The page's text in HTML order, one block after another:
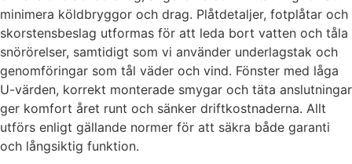
minimera köldbryggor och drag. Plåtdetaljer, fotplåtar och
skorstensbeslag utformas för att leda bort vatten och tåla
snörörelser, samtidigt som vi använder underlagstak och
genomföringar som tål väder och vind. Fönster med låga
U-värden, korrekt monterade smygar och täta anslutningar
ger komfort året runt och sänker driftkostnaderna. Allt
utförs enligt gällande normer för att säkra både garanti
och långsiktig funktion.